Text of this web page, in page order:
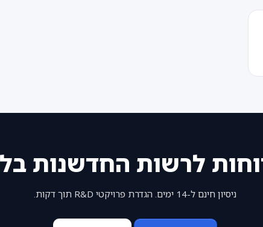
לרשות החדשנות
ניסיון חינם ל-14 ימים. הגדרת פרויקטי R&D תוך דקות.